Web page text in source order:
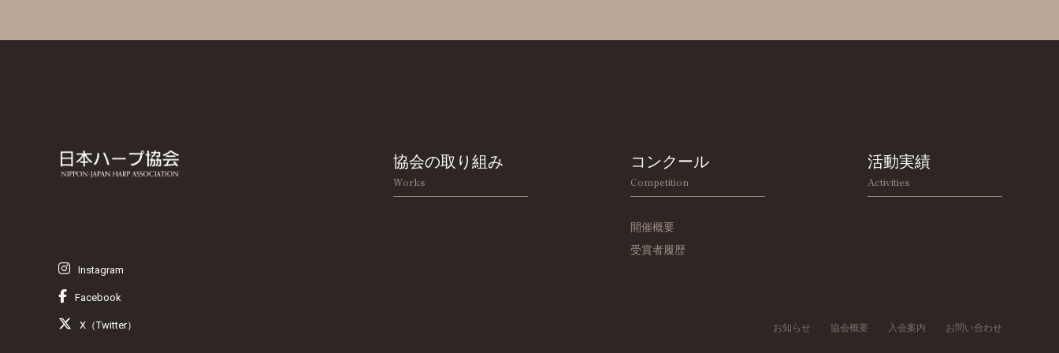
Instagram
Facebook
X（Twitter）
協会の取り組み
Works
コンクール
Competition
開催概要
受賞者履歴
活動実績
Activities
お知らせ 協会概要 入会案内 お問い合わせ